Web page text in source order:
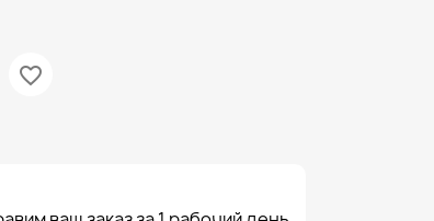
favorite_border